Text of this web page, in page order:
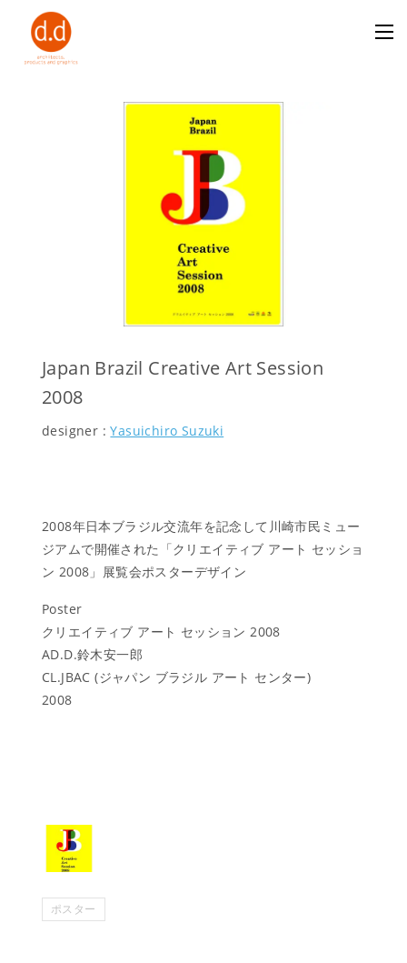
Japan Brazil Creative Art Session
2008
designer :Yasuichiro Suzuki
2008年日本ブラジル交流年を記念して川崎市民ミュー
ジアムで開催された「クリエイティブ アート セッショ
ン 2008」展覧会ポスターデザイン
Poster
クリエイティブ アート セッション 2008
AD.D.鈴木安一郎
CL.JBAC (ジャパン ブラジル アート センター)
2008
ポスター